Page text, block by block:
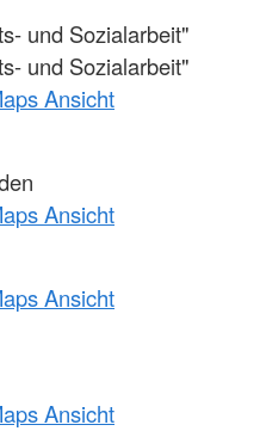
und Sozialarbeit"
und Sozialarbeit"
Ansicht
Ansicht
Ansicht
Ansicht